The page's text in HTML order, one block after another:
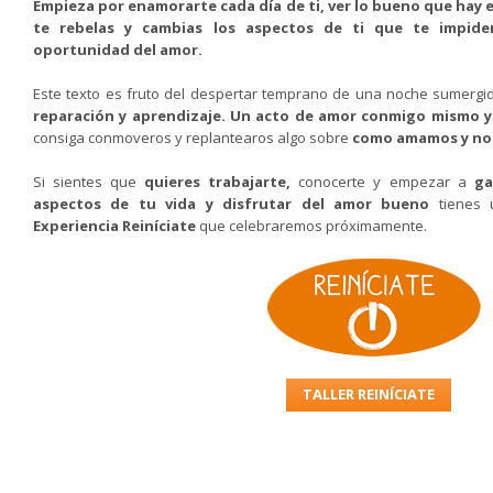
Empieza por enamorarte cada día de ti, ver lo bueno que
te rebelas y cambias los aspectos de ti que te
oportunidad del amor.
Este texto es fruto del despertar temprano de una noche
reparación y aprendizaje. Un acto de amor conmigo mismo
consiga conmoveros y replantearos algo sobre como amamos y
Si sientes que quieres trabajarte, conocerte y empezar a
aspectos de tu vida y disfrutar del amor bueno tienes
Experiencia Reiníciate que celebraremos próximamente.
TALLER REINÍCIATE